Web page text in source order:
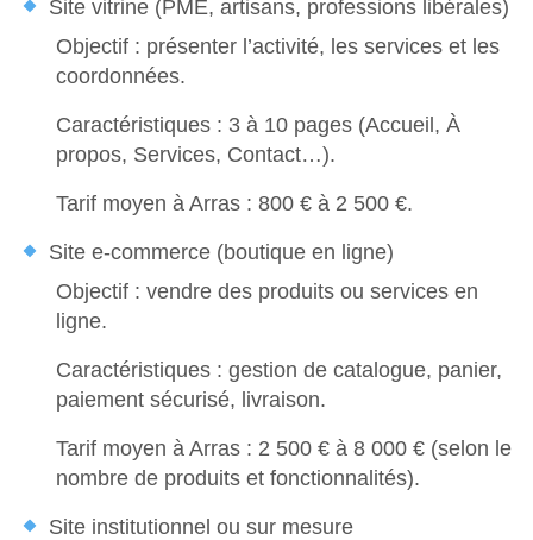
Site vitrine (PME, artisans, professions libérales)
Objectif : présenter l’activité, les services et les
coordonnées.
Caractéristiques : 3 à 10 pages (Accueil, À
propos, Services, Contact…).
Tarif moyen à Arras : 800 € à 2 500 €.
Site e-commerce (boutique en ligne)
Objectif : vendre des produits ou services en
ligne.
Caractéristiques : gestion de catalogue, panier,
paiement sécurisé, livraison.
Tarif moyen à Arras : 2 500 € à 8 000 € (selon le
nombre de produits et fonctionnalités).
Site institutionnel ou sur mesure